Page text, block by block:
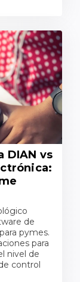
DIAN vs
de
pymes.
para
nivel de
control